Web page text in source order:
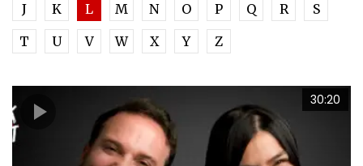
J
K L M N O P Q R
S
T
U V W X Y Z
30:20